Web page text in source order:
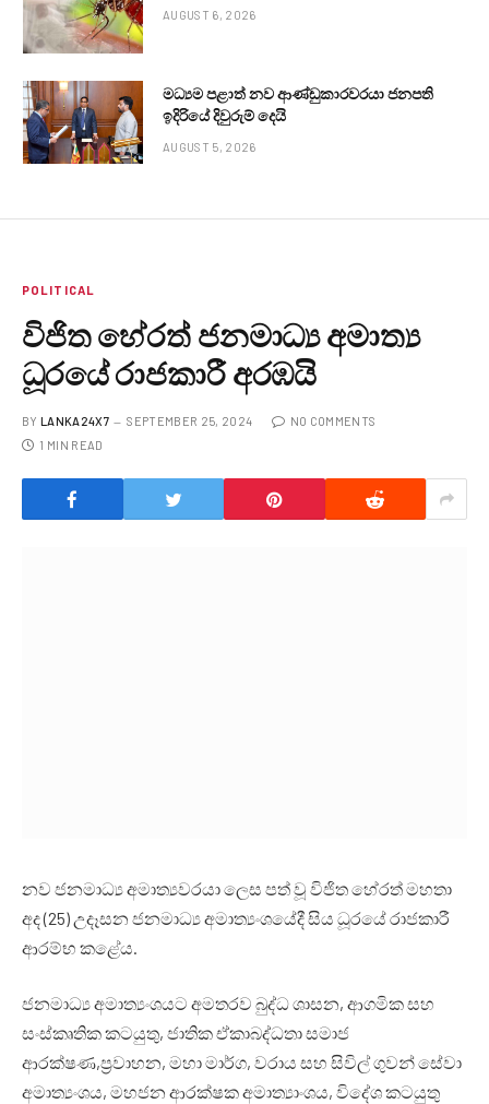
AUGUST 6, 2026
මධ්‍යම පළාත් නව ආණ්ඩුකාරවරයා ජනපති
ඉදිරියේ දිවුරුම් දෙයි
AUGUST 5, 2026
POLITICAL
විජිත හේරත් ජනමාධ්‍ය අමාත්‍ය
ධූරයේ රාජකාරී අරඹයි
BY LANKA24X7 SEPTEMBER 25, 2024
NO COMMENTS
1 MIN READ
නව ජනමාධ්‍ය අමාත්‍යවරයා ලෙස පත් වූ විජිත හේරත් මහතා
අද (25) උදෑසන ජනමාධ්‍ය අමාත්‍යංශයේදී සිය ධූරයේ රාජකාරී
ආරම්භ කළේය.
ජනමාධ්‍ය අමාත්‍යංශයට අමතරව බුද්ධ ශාසන, ආගමික සහ
සංස්කෘතික කටයුතු, ජාතික ඒකාබද්ධතා සමාජ
ආරක්ෂණ,ප්‍රවාහන, මහා මාර්ග, වරාය සහ සිවිල් ගුවන් සේවා
අමාත්‍යංශය, මහජන ආරක්ෂක අමාත්‍යාංශය, විදේශ කටයුතු